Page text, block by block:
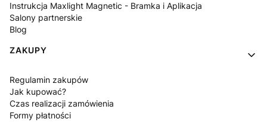
Instrukcja Maxlight Magnetic - Bramka i Aplikacja
Salony partnerskie
Blog
ZAKUPY
Regulamin zakupów
Jak kupować?
Czas realizacji zamówienia
Formy płatności